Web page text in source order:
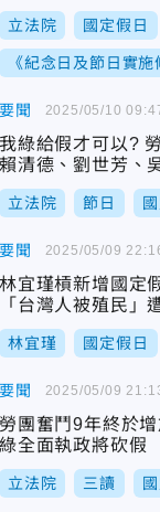
立法院 國定假日
《紀念日及節日實施
要聞
我綠給假才可以?
賴清德、劉世芳、
立法院 節日
2025/05/10
要聞
林宜瑾槓新增國定
「台灣人被殖民」
林宜瑾 國定假日
2025/05/09
要聞
勞團奮鬥9年終於
綠全面執政將砍假
立法院 三讀
2025/05/09